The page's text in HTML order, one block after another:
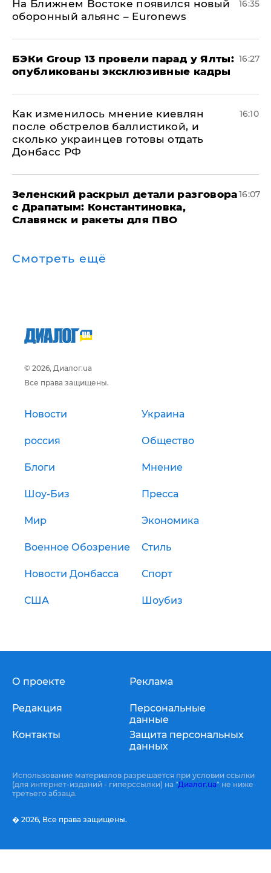
На Ближнем Востоке появился новый
оборонный альянс – Euronews
16:35
​БЭКи Group 13 провели парад у Ялты:
опубликованы эксклюзивные кадры
16:27
Как изменилось мнение киевлян
после обстрелов баллистикой, и
сколько украинцев готовы отдать
Донбасс РФ
16:10
​Зеленский раскрыл детали разговора
с Драпатым: Константиновка,
Славянск и ракеты для ПВО
16:07
Смотреть ещё
© 2026, Диалог.ua
Все права защищены.
Новости Украина
россия Общество
Блоги Мнение
Шоу-Биз Пресса
Мир Экономика
Военное Обозрение Стиль
Новости Донбасса Спорт
США Шоубиз
О проекте
Редакция
Контакты
Реклама
Персональные
данные
Защита персональных
данных
Использование материалов разрешается при условии ссылки
(для интернет-изданий - гиперссылки) на "Диалог.ua" не ниже
третьего абзаца.
� 2026, Все права защищены.